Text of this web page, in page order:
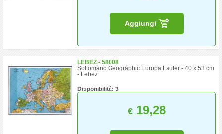
Aggiungi
LEBEZ - 58008
Sottomano Geographic Europa Läufer - 40 x 53 cm
- Lebez
Disponibilità: 3
€19,28